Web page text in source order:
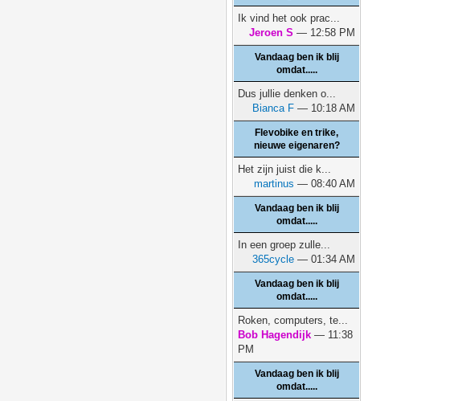
Ik vind het ook prac...
Jeroen S — 12:58 PM
Vandaag ben ik blij
omdat.....
Dus jullie denken o...
Bianca F — 10:18 AM
Flevobike en trike,
nieuwe eigenaren?
Het zijn juist die k...
martinus — 08:40 AM
Vandaag ben ik blij
omdat.....
In een groep zulle...
365cycle — 01:34 AM
Vandaag ben ik blij
omdat.....
Roken, computers, te...
Bob Hagendijk — 11:38
PM
Vandaag ben ik blij
omdat.....